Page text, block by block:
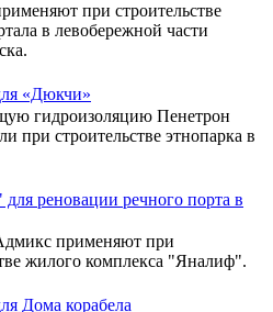
при строительстве
в левобережной части
«Дюкчи»
гидроизоляцию Пенетрон
при строительстве этнопарка в
реновации речного порта в
применяют при
жилого комплекса "Яналиф".
Дома корабела